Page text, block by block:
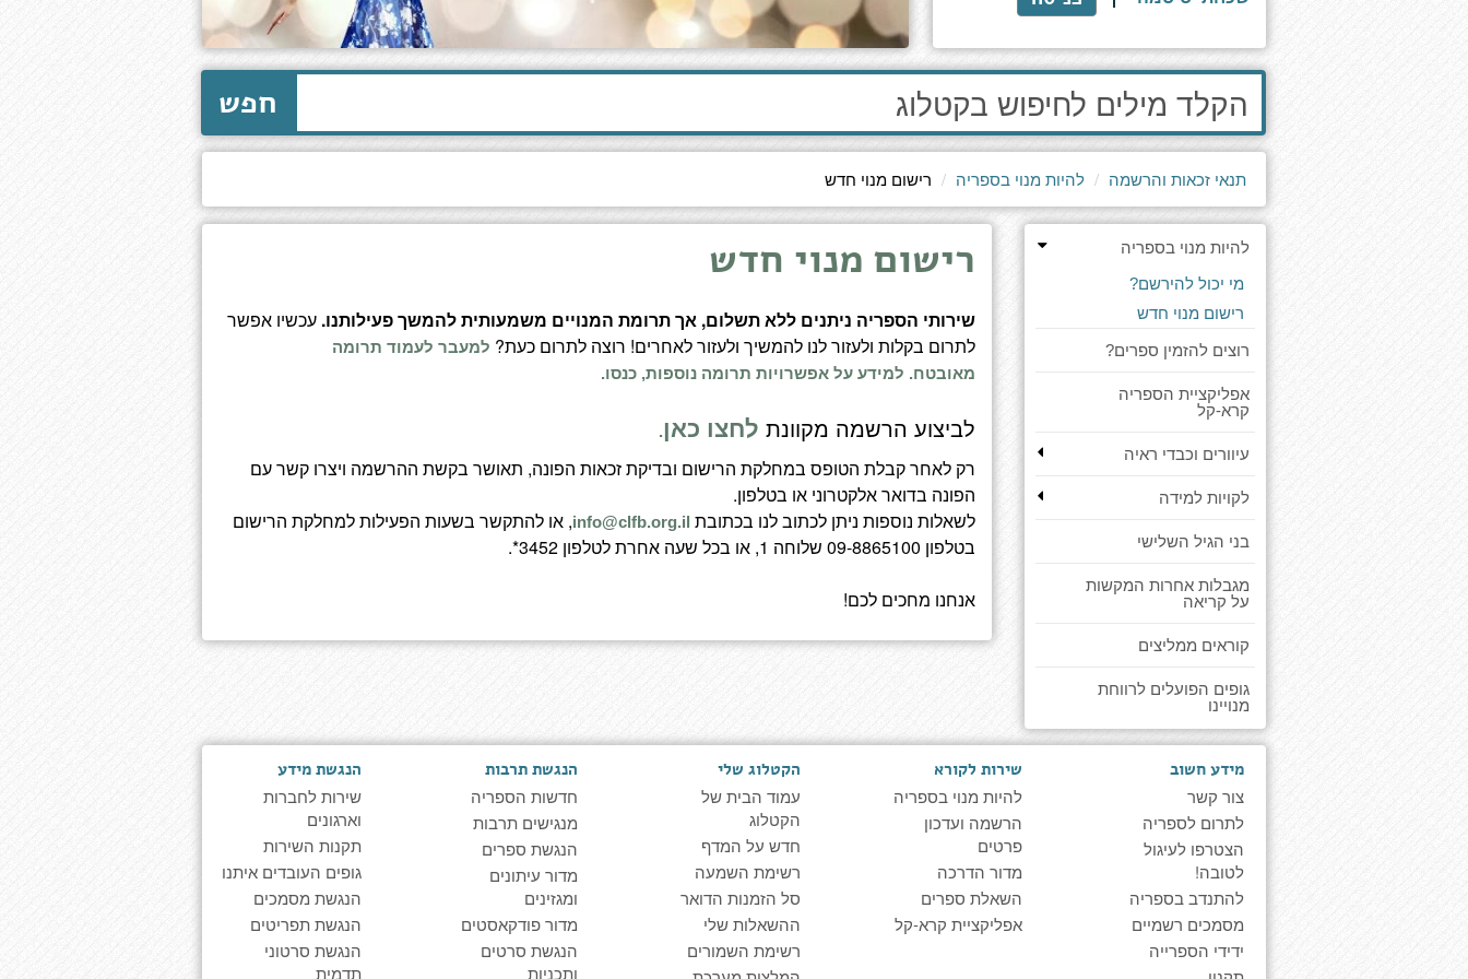
הקלד
מילים
לחיפוש
באתר
חפש
תנאי זכאות והרשמה להיות מנוי בספריה רישום מנוי חדש
רישום מנוי חדש
שירותי הספריה ניתנים ללא תשלום, אך תרומת המנויים משמעותית להמשך פעילותנו. עכשיו אפשר
לתרום בקלות ולעזור לנו להמשיך ולעזור לאחרים! רוצה לתרום כעת? למעבר לעמוד תרומה
מאובטח. למידע על אפשרויות תרומה נוספות, כנסו.
לביצוע הרשמה מקוונת לחצו כאן.
רק לאחר קבלת הטופס במחלקת הרישום ובדיקת זכאות הפונה, תאושר בקשת ההרשמה ויצרו קשר עם
הפונה בדואר אלקטרוני או בטלפון.
לשאלות נוספות ניתן לכתוב לנו בכתובת info@clfb.org.il, או להתקשר בשעות הפעילות למחלקת הרישום
בטלפון 09-8865100 שלוחה 1, או בכל שעה אחרת לטלפון 3452*.
אנחנו מחכים לכם!
להיות מנוי בספריה
מי יכול להירשם?
רישום מנוי חדש
רוצים להזמין ספרים?
אפליקציית הספריה
קרא-קל
עיוורים וכבדי ראיה
לקויות למידה
בני הגיל השלישי
מגבלות אחרות המקשות
על קריאה
קוראים ממליצים
גופים הפועלים לרווחת
מנויינו
מידע חשוב
צור קשר
לתרום לספריה
הצטרפו לעיגול
לטובה!
להתנדב בספריה
מסמכים רשמיים
ידידי הספרייה
שירות לקורא
להיות מנוי בספריה
הרשמה ועדכון
פרטים
מדור הדרכה
השאלת ספרים
אפליקציית קרא-קל
הקטלוג שלי
עמוד הבית של
הקטלוג
חדש על המדף
רשימת השמעה
סל הזמנות הדואר
ההשאלות שלי
רשימת השמורים
הנגשת תרבות
חדשות הספריה
מנגישים תרבות
הנגשת ספרים
מדור עיתונים
ומגזינים
מדור פודקאסטים
הנגשת סרטים
ותכניות
הנגשת מידע
שירות לחברות
וארגונים
תקנות השירות
גופים העובדים איתנו
הנגשת מסמכים
הנגשת תפריטים
הנגשת סרטוני
תדמית